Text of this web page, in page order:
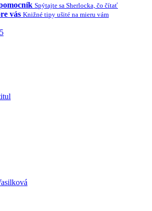
Spýtajte sa Sherlocka, čo čítať
vás Knižné tipy ušité na mieru vám